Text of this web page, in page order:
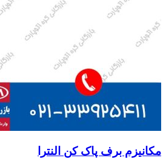
مکانیزم برف پاک کن النترا